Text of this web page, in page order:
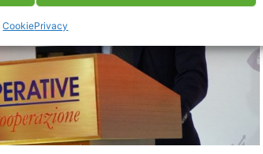
CookiePrivacy